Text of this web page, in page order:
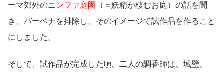
ーマ郊外のニンファ庭園
（＝妖精が棲むお庭）の話を聞
き、バーベナを排除し、そのイメージで試作品を作ること
にしました。
そして、試作品が完成した頃、二人の調香師は、城壁、